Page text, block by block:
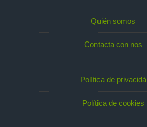
Quién somos
Contacta con nos
Política de privacidá
Política de cookies